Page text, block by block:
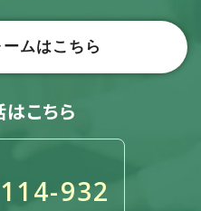
ムはこちら
こちら
932